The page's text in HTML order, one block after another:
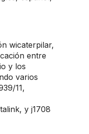
wicaterpilar,
entre
y los
varios
11,
y j1708